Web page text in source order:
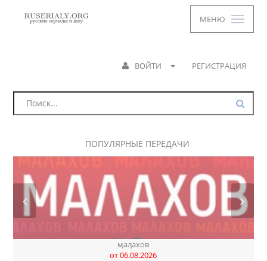
МЕНЮ
ВОЙТИ РЕГИСТРАЦИЯ
ПОПУЛЯРНЫЕ ПЕРЕДАЧИ
ӎаԓахов
от 06.08.2026